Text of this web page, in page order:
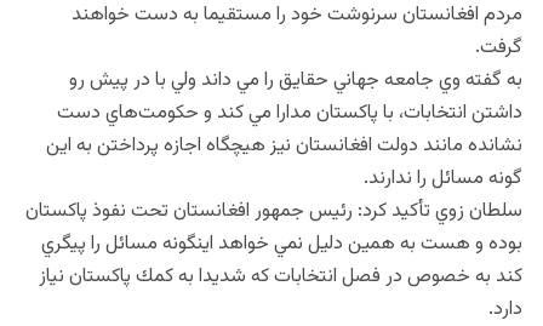
مردم افغانستان سرنوشت خود را مستقيما به دست خواهند
گرفت.
به گفته وي جامعه جهاني حقايق را مي داند ولي با در پيش رو
داشتن انتخابات، با پاكستان مدارا مي كند و حكومت‌هاي دست
نشانده مانند دولت افغانستان نيز هيچگاه اجازه پرداختن به اين
گونه مسائل را ندارند.
سلطان زوي تأكيد كرد: رئيس جمهور افغانستان تحت نفوذ پاكستان
بوده و هست به همين دليل نمي خواهد اينگونه مسائل را پيگري
كند به خصوص در فصل انتخابات كه شديدا به كمك پاكستان نياز
دارد.